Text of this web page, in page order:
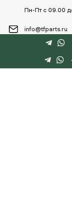
Пн-Пт с 09.00
info@tfparts.ru
ТЕХНОБОКС